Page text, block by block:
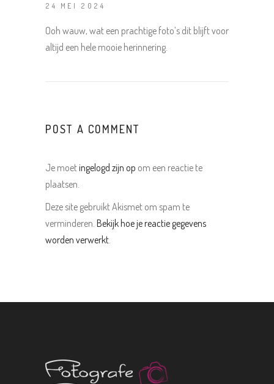
24 MEI 2024
Ooh wauw, wat een prachtige foto’s dit blijft voor
altijd een hele mooie herinnering.
POST A COMMENT
Je moetingelogd zijn op om een reactie te
plaatsen.
Deze site gebruikt Akismet om spam te
verminderen. Bekijk hoe je reactie gegevens
worden verwerkt